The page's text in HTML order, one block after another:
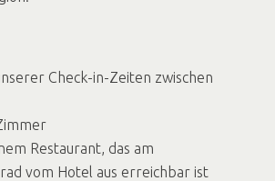
Check-in-Zeiten zwischen
Restaurant, das am
vom Hotel aus erreichbar ist